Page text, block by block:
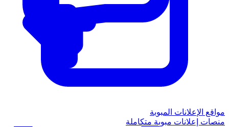
مواقع الإعلانات المبوبة
منصات إعلانات مبوبة متكاملة